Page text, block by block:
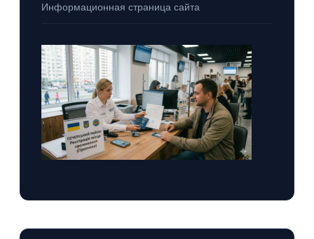
Информационная страница сайта